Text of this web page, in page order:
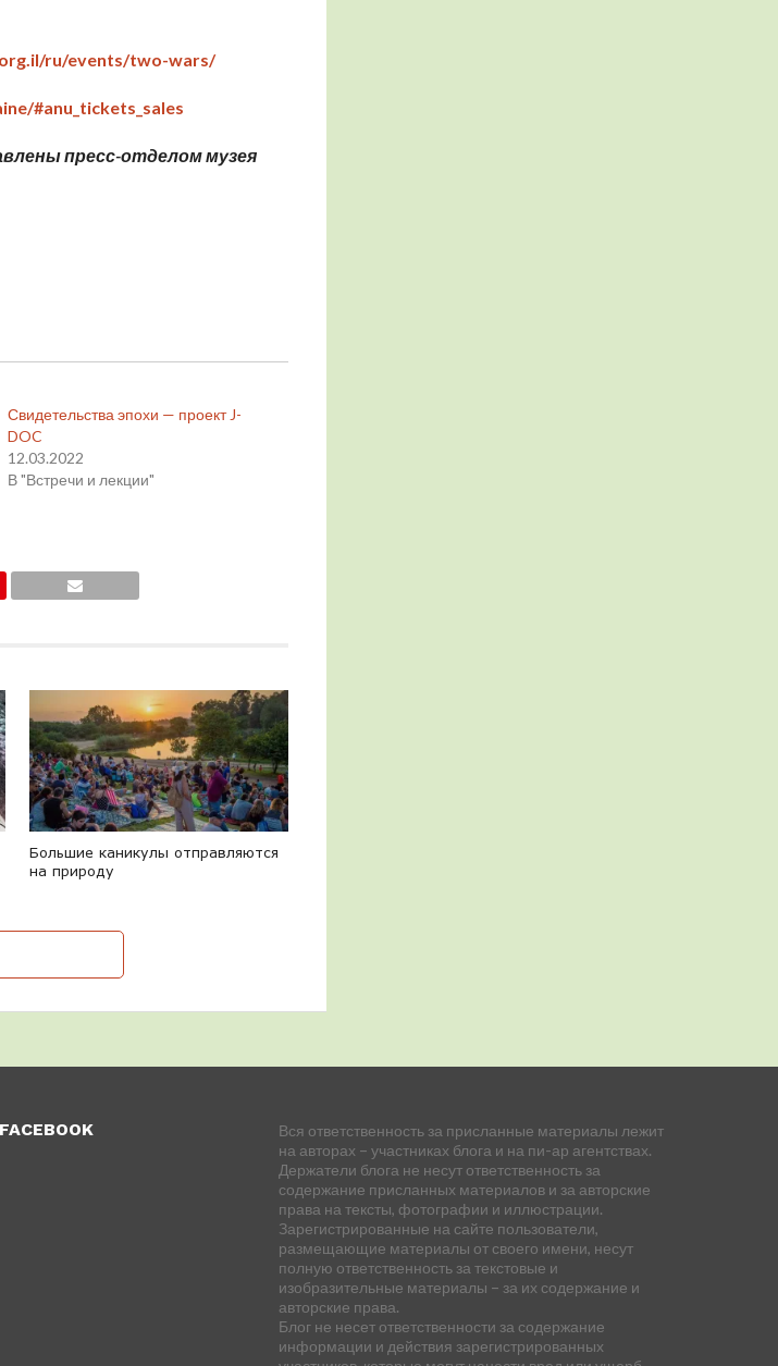
ru/events/two-wars/
#anu_tickets_sales
пресс-отделом музея
Свидетельства эпохи — проект J-
DOC
12.03.2022
В "Встречи и лекции"
Большие каникулы отправляются
на природу
FACEBOOK
Вся ответственность за присланные материалы лежит
на авторах – участниках блога и на пи-ар агентствах.
Держатели блога не несут ответственность за
содержание присланных материалов и за авторские
права на тексты, фотографии и иллюстрации.
Зарегистрированные на сайте пользователи,
размещающие материалы от своего имени, несут
полную ответственность за текстовые и
изобразительные материалы – за их содержание и
авторские права.
Блог не несет ответственности за содержание
информации и действия зарегистрированных